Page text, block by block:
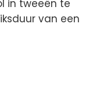
in tweeën te
van een